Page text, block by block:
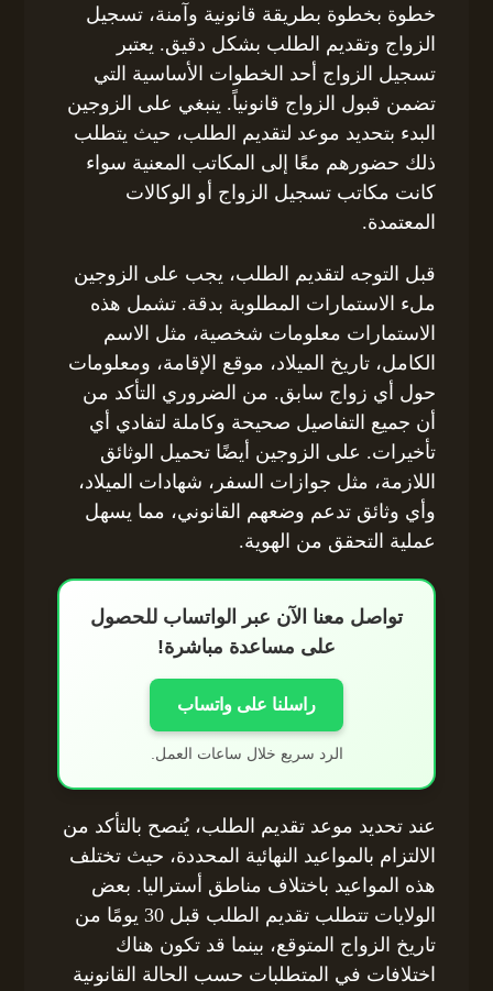
خطوة بخطوة بطريقة قانونية وآمنة، تسجيل
الزواج وتقديم الطلب بشكل دقيق. يعتبر
تسجيل الزواج أحد الخطوات الأساسية التي
تضمن قبول الزواج قانونياً. ينبغي على الزوجين
البدء بتحديد موعد لتقديم الطلب، حيث يتطلب
ذلك حضورهم معًا إلى المكاتب المعنية سواء
كانت مكاتب تسجيل الزواج أو الوكالات
المعتمدة.
قبل التوجه لتقديم الطلب، يجب على الزوجين
ملء الاستمارات المطلوبة بدقة. تشمل هذه
الاستمارات معلومات شخصية، مثل الاسم
الكامل، تاريخ الميلاد، موقع الإقامة، ومعلومات
حول أي زواج سابق. من الضروري التأكد من
أن جميع التفاصيل صحيحة وكاملة لتفادي أي
تأخيرات. على الزوجين أيضًا تحميل الوثائق
اللازمة، مثل جوازات السفر، شهادات الميلاد،
وأي وثائق تدعم وضعهم القانوني، مما يسهل
عملية التحقق من الهوية.
تواصل معنا الآن عبر الواتساب للحصول
على مساعدة مباشرة!
راسلنا على واتساب
الرد سريع خلال ساعات العمل.
عند تحديد موعد تقديم الطلب، يُنصح بالتأكد من
الالتزام بالمواعيد النهائية المحددة، حيث تختلف
هذه المواعيد باختلاف مناطق أستراليا. بعض
الولايات تتطلب تقديم الطلب قبل 30 يومًا من
تاريخ الزواج المتوقع، بينما قد تكون هناك
اختلافات في المتطلبات حسب الحالة القانونية